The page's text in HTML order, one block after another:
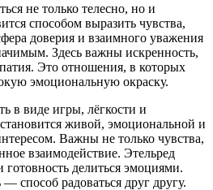
не только телесно, но и
способом выразить чувства,
доверия и взаимного уважения
Здесь важны искренность,
Это отношения, в которых
эмоциональную окраску.
в виде игры, лёгкости и
живой, эмоциональной и
Важны не только чувства,
взаимодействие. Этельред
делиться эмоциями.
способ радоваться друг другу.